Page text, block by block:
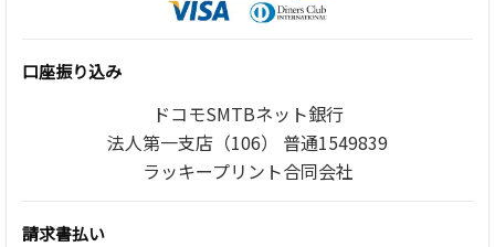
口座振り込み
ドコモSMTBネット銀行
法人第一支店（106） 普通1549839
ラッキープリント合同会社
請求書払い